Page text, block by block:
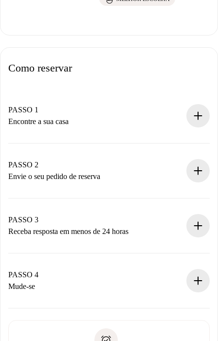
Como reservar
PASSO 1
Encontre a sua casa
Você tem todas as informações necessárias
antecipadamente.
PASSO 2
Envie o seu pedido de reserva
Não cobramos nada até que o proprietário confirme.
PASSO 3
Receba resposta em menos de 24 horas
proprietário.
Se recusada: não cobraremos nada e ofereceremos
PASSO 4
Mude-se